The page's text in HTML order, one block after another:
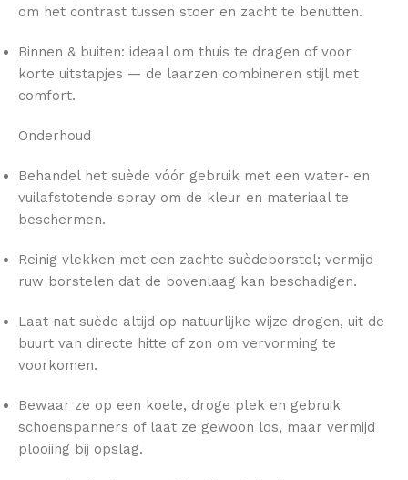
om het contrast tussen stoer en zacht te benutten.
Binnen & buiten: ideaal om thuis te dragen of voor
korte uitstapjes — de laarzen combineren stijl met
comfort.
Onderhoud
Behandel het suède vóór gebruik met een water‑ en
vuilafstotende spray om de kleur en materiaal te
beschermen.
Reinig vlekken met een zachte suèdeborstel; vermijd
ruw borstelen dat de bovenlaag kan beschadigen.
Laat nat suède altijd op natuurlijke wijze drogen, uit de
buurt van directe hitte of zon om vervorming te
voorkomen.
Bewaar ze op een koele, droge plek en gebruik
schoenspanners of laat ze gewoon los, maar vermijd
plooiing bij opslag.